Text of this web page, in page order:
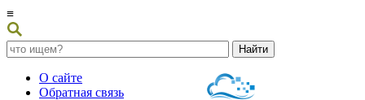
≡
О сайте
Обратная связь